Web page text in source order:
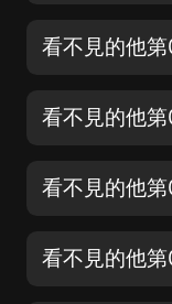
看不見的他
看不見的他第
看不見的他
看不見的他第